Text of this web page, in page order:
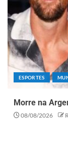
ESPORTES
Morre na
08/08/2026